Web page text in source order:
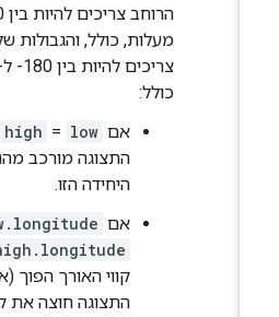
מעלות, כולל, והגבולות של
כולל:
אם low
=
high
,
התצוגה מורכב
היחידה הזו.
אם low.longitude
high.longitude
,
קווי האורך הפוך (אזור
התצוגה חוצה את קו